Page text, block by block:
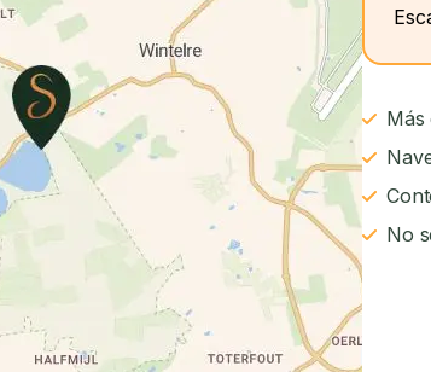
Más
No